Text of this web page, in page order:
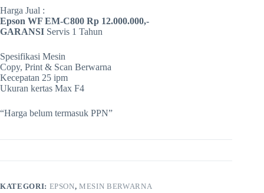
Harga Jual :
Epson WF EM-C800 Rp 12.000.000,-
GARANSI Servis 1 Tahun
Spesifikasi Mesin
Copy, Print & Scan Berwarna
Kecepatan 25 ipm
Ukuran kertas Max F4
“Harga belum termasuk PPN”
KATEGORI: EPSON,MESIN BERWARNA